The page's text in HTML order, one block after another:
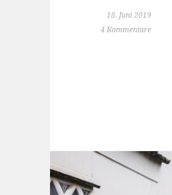
18. Juni 2019
4 Kommentare